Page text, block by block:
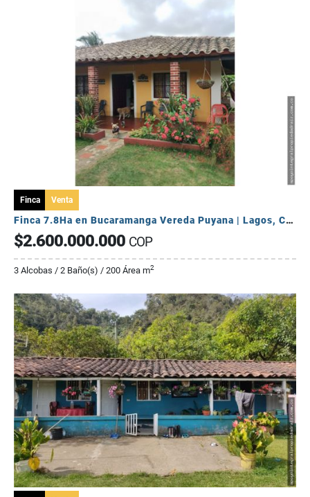
Finca Venta
Finca 7.8Ha en Bucaramanga Vereda Puyana | Lagos, Cítricos y Renta 🍋✨
$2.600.000.000 COP
3 Alcobas / 2 Baño(s) / 200 Área m2